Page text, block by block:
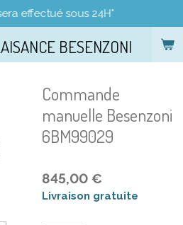
BESENZONI
effectué sous 24H*
Commande
manuelle Besenzoni
6BM99029
845,00 €
Livraison gratuite